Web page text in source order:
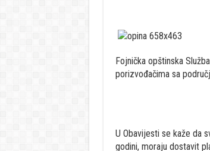
Fojnička opštinska
porizvođačima sa
U Obavijesti se kaže da
godini, moraju dostavit